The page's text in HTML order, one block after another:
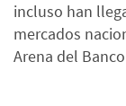
incluso han
mercados
Arena del